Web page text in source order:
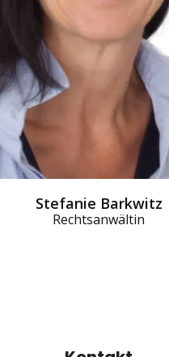
Stefanie Barkwitz
Rechtsanwältin